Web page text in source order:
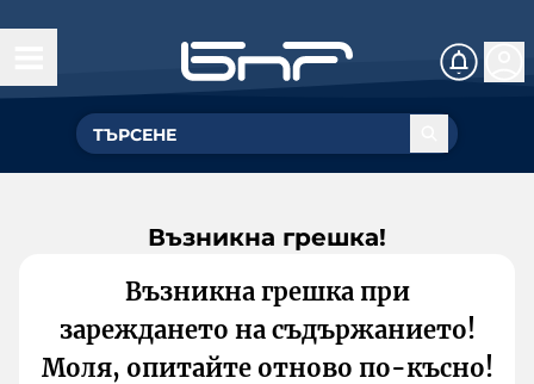
Възникна грешка!
Възникна грешка при
зареждането на съдържанието!
Моля, опитайте отново по-късно!